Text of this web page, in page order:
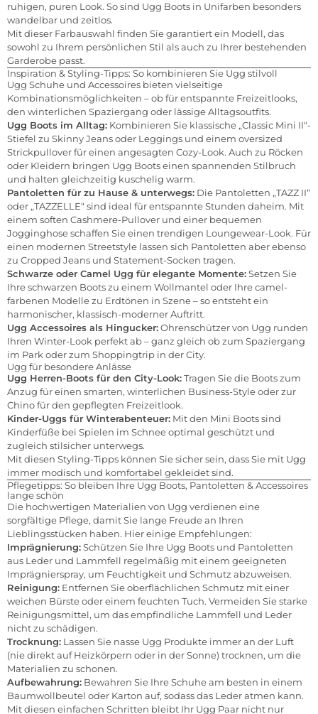
ruhigen, puren Look. So sind Ugg Boots in Unifarben besonders
wandelbar und zeitlos.
Mit dieser Farbauswahl finden Sie garantiert ein Modell, das
sowohl zu Ihrem persönlichen Stil als auch zu Ihrer bestehenden
Garderobe passt.
Inspiration & Styling-Tipps: So kombinieren Sie Ugg stilvoll
Ugg Schuhe und Accessoires bieten vielseitige
Kombinationsmöglichkeiten – ob für entspannte Freizeitlooks,
den winterlichen Spaziergang oder lässige Alltagsoutfits.
Ugg Boots im Alltag: Kombinieren Sie klassische „Classic Mini II“-
Stiefel zu Skinny Jeans oder Leggings und einem oversized
Strickpullover für einen angesagten Cozy-Look. Auch zu Röcken
oder Kleidern bringen Ugg Boots einen spannenden Stilbruch
und halten gleichzeitig kuschelig warm.
Pantoletten für zu Hause & unterwegs: Die Pantoletten „TAZZ II“
oder „TAZZELLE“ sind ideal für entspannte Stunden daheim. Mit
einem soften Cashmere-Pullover und einer bequemen
Jogginghose schaffen Sie einen trendigen Loungewear-Look. Für
einen modernen Streetstyle lassen sich Pantoletten aber ebenso
zu Cropped Jeans und Statement-Socken tragen.
Schwarze oder Camel Ugg für elegante Momente:Setzen Sie
Ihre schwarzen Boots zu einem Wollmantel oder Ihre camel-
farbenen Modelle zu Erdtönen in Szene – so entsteht ein
harmonischer, klassisch-moderner Auftritt.
Ugg Accessoires als Hingucker:Ohrenschützer von Ugg runden
Ihren Winter-Look perfekt ab – ganz gleich ob zum Spaziergang
im Park oder zum Shoppingtrip in der City.
Ugg für besondere Anlässe
Ugg Herren-Boots für den City-Look:Tragen Sie die Boots zum
Anzug für einen smarten, winterlichen Business-Style oder zur
Chino für den gepflegten Freizeitlook.
Kinder-Uggs für Winterabenteuer: Mit den Mini Boots sind
Kinderfüße bei Spielen im Schnee optimal geschützt und
zugleich stilsicher unterwegs.
Mit diesen Styling-Tipps können Sie sicher sein, dass Sie mit Ugg
immer modisch und komfortabel gekleidet sind.
Pflegetipps: So bleiben Ihre Ugg Boots, Pantoletten & Accessoires
lange schön
Die hochwertigen Materialien von Ugg verdienen eine
sorgfältige Pflege, damit Sie lange Freude an Ihren
Lieblingsstücken haben. Hier einige Empfehlungen:
Imprägnierung:Schützen Sie Ihre Ugg Boots und Pantoletten
aus Leder und Lammfell regelmäßig mit einem geeigneten
Imprägnierspray, um Feuchtigkeit und Schmutz abzuweisen.
Reinigung: Entfernen Sie oberflächlichen Schmutz mit einer
weichen Bürste oder einem feuchten Tuch. Vermeiden Sie starke
Reinigungsmittel, um das empfindliche Lammfell und Leder
nicht zu schädigen.
Trocknung: Lassen Sie nasse Ugg Produkte immer an der Luft
(nie direkt auf Heizkörpern oder in der Sonne) trocknen, um die
Materialien zu schonen.
Aufbewahrung: Bewahren Sie Ihre Schuhe am besten in einem
Baumwollbeutel oder Karton auf, sodass das Leder atmen kann.
Mit diesen einfachen Schritten bleibt Ihr Ugg Paar nicht nur